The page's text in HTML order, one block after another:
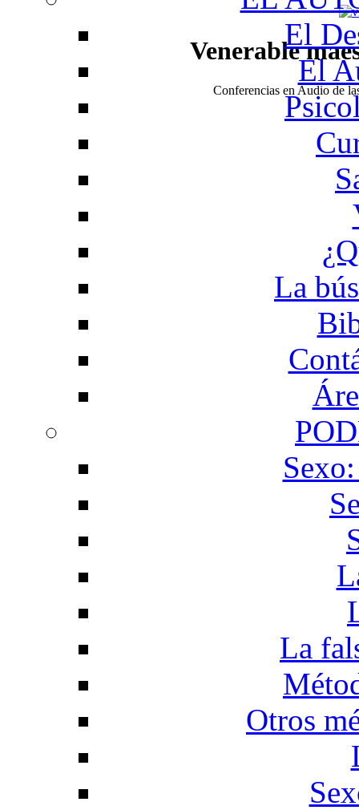
Venerable
Conferencias en Audio de
El
El
La
La
Otros